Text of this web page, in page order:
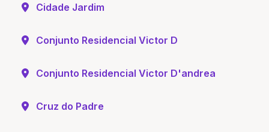
Cidade Jardim
Conjunto Residencial Victor D
Conjunto Residencial Victor D'andrea
Cruz do Padre